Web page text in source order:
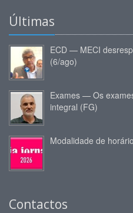
Últimas
ECD — MECI
(6/ago)
Exames — Os
integral (FG)
Modalidade de
Contactos